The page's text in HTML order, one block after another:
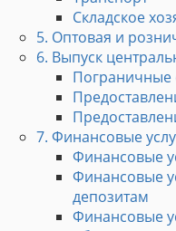
Складское
5. Оптовая и
6. Выпуск
Пограничные
7. Финансовые
Финансовые
Финансовые
депозитам
Финансовые